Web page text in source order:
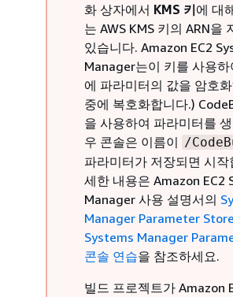
화 상자에서 KMS 키에 대
는 AWS KMS 키의 ARN을
있습니다. Amazon EC2
Manager는이 키를 사용하
에 파라미터의 값을 암호
중에 복호화합니다.)
을 사용하여 파라미터를
우 콘솔은 이름이 /
파라미터가 저장되면 시작
세한 내용은 Amazon EC2
Manager 사용 설명서의
Manager Parameter Store
Systems Manager
콘솔 연습을 참조하세요.
빌드 프로젝트가 Amazon